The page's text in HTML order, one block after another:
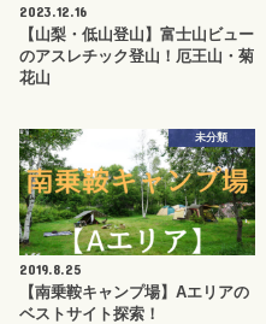
2023.12.16
【山梨・低山登山】富士山ビュー
のアスレチック登山！厄王山・菊
花山
未分類
2019.8.25
【南乗鞍キャンプ場】Aエリアの
ベストサイト探索！